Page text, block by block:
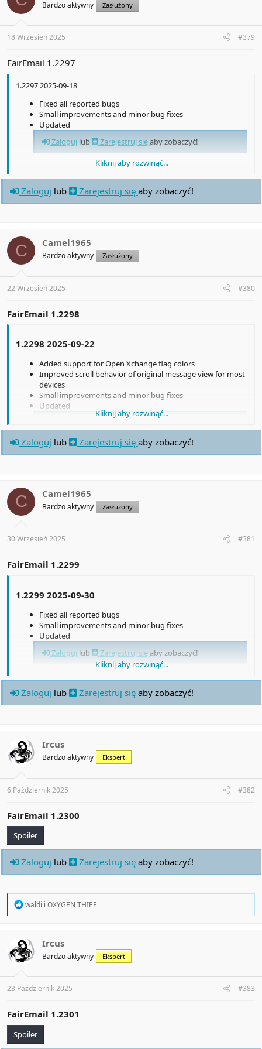
s
:
Bardzo aktywny Zasłużony
18 Wrzesień 2025 #379
FairEmail 1.2297
1.2297 2025-09-18
Fixed all reported bugs
Small improvements and minor bug fixes
Updated
Zaloguj lub Zarejestruj sięaby zobaczyć!
Zaloguj lub Zarejestruj się aby zobaczyć!
Kliknij aby rozwinąć...
Zaloguj lub Zarejestruj się aby zobaczyć!
C Camel1965
Bardzo aktywny Zasłużony
22 Wrzesień 2025 #380
FairEmail 1.2298
1.2298 2025-09-22
Added support for Open Xchange flag colors
Improved scroll behavior of original message view for most
devices
Small improvements and minor bug fixes
Updated
Kliknij aby rozwinąć...
Zaloguj lub Zarejestruj się aby zobaczyć!
C Camel1965
Bardzo aktywny Zasłużony
30 Wrzesień 2025 #381
FairEmail 1.2299
1.2299 2025-09-30
Fixed all reported bugs
Small improvements and minor bug fixes
Updated
Zaloguj lub Zarejestruj się aby zobaczyć!
Updated
Zalogujlub Zarejestruj sięaby zobaczyć!
Kliknij aby rozwinąć...
Zaloguj lub Zarejestruj się aby zobaczyć!
Ircus
Bardzo aktywny Ekspert
6 Październik 2025 #382
FairEmail 1.2300
Spoiler
Zaloguj lub Zarejestruj się aby zobaczyć!
R
t
i
o
s
:
waldi i OXYGEN THIEF
Ircus
Bardzo aktywny Ekspert
23 Październik 2025 #383
FairEmail 1.2301
Spoiler